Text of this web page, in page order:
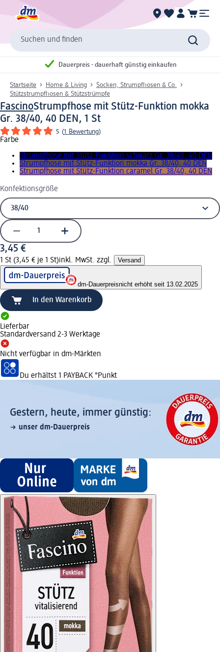
Suchen und finden
Dauerpreis - dauerhaft günstig einkaufen
Startseite Home & Living
Socken, Strumpfhosen & Co.
Stützstrumpfhosen & Stützstrümpfe
FascinoStrumpfhose mit Stütz-Funktion mokka
Gr. 38/40, 40 DEN, 1 St
5 (1 Bewertung)
Farbe
Strumpfhose mit Stütz-Funktion schwarz Gr. 38/40, 40 DEN
Strumpfhose mit Stütz-Funktion mokka Gr. 38/40, 40 DEN
Strumpfhose mit Stütz-Funktion caramel Gr. 38/40, 40 DEN
Konfektionsgröße
3,45 €
1 St (3,45 € je 1 St)inkl. MwSt. zzgl. Versand
dm-Dauerpreisnicht erhöht seit 13.02.2025
In den Warenkorb
Lieferbar
Standardversand 2-3 Werktage
Nicht verfügbar in dm-Märkten
Du erhältst 1 PAYBACK °Punkt
Gestern, heute, immer günstig:
unser dm-Dauerpreis